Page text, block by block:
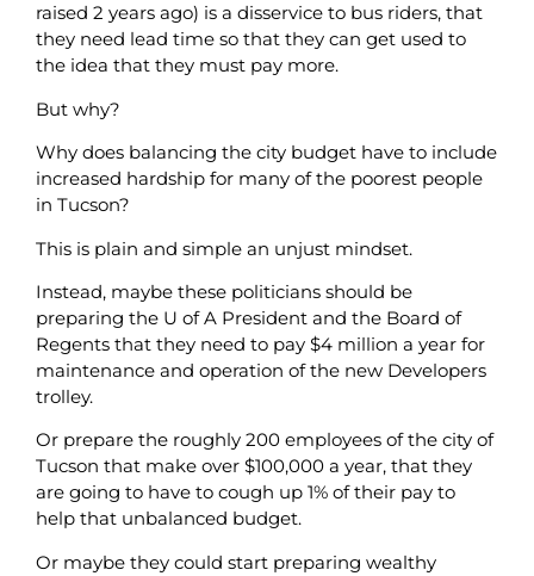
raised 2 years ago) is a disservice to bus riders, that
they need lead time so that they can get used to
the idea that they must pay more.
But why?
Why does balancing the city budget have to include
increased hardship for many of the poorest people
in Tucson?
This is plain and simple an unjust mindset.
Instead, maybe these politicians should be
preparing the U of A President and the Board of
Regents that they need to pay $4 million a year for
maintenance and operation of the new Developers
trolley.
Or prepare the roughly 200 employees of the city of
Tucson that make over $100,000 a year, that they
are going to have to cough up 1% of their pay to
help that unbalanced budget.
Or maybe they could start preparing wealthy